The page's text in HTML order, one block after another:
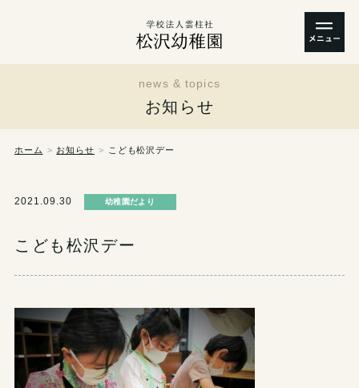
news & topics
お知らせ
ホーム お知らせ こども松沢デー
2021.09.30 幼稚園だより
こども松沢デー